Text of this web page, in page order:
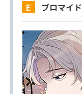
E ブロマイド